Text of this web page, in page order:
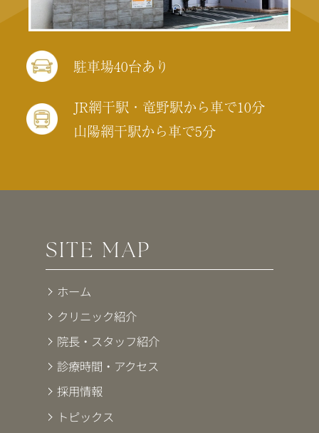
駐車場40台あり
JR網干駅・竜野駅から車で10分
山陽網干駅から車で5分
SITE MAP
ホーム
クリニック紹介
院長・スタッフ紹介
診療時間・アクセス
採用情報
トピックス